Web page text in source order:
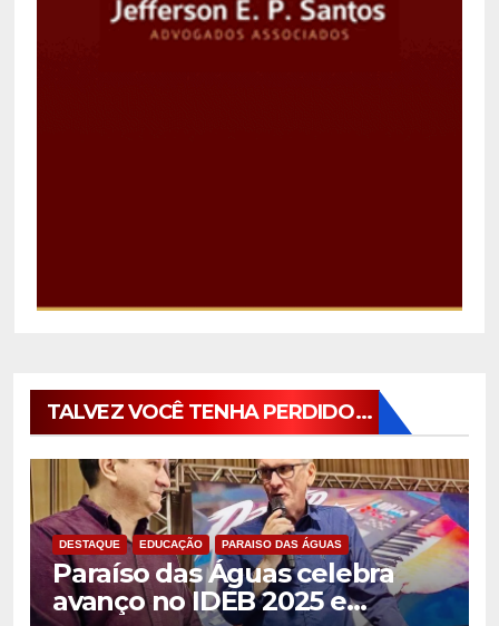
TALVEZ VOCÊ TENHA PERDIDO...
DESTAQUE EDUCAÇÃO PARAISO DAS ÁGUAS
Paraíso das Águas celebra
avanço no IDEB 2025 e